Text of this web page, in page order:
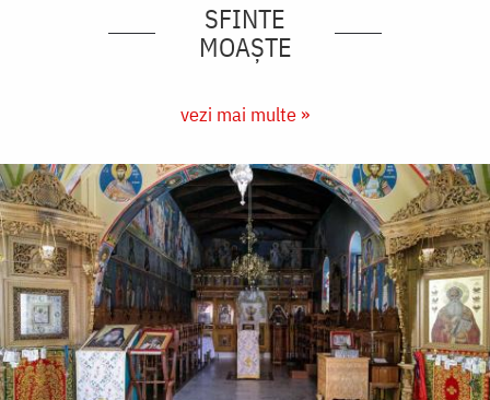
SFINTE
MOAȘTE
vezi mai multe »